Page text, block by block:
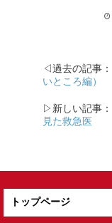
b
o
o
k
tt
◁過去の記事：
いところ編）
▷新しい記事：
見た救急医
トップページ